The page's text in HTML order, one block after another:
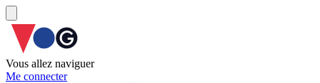
Vous allez naviguer
Me connecter